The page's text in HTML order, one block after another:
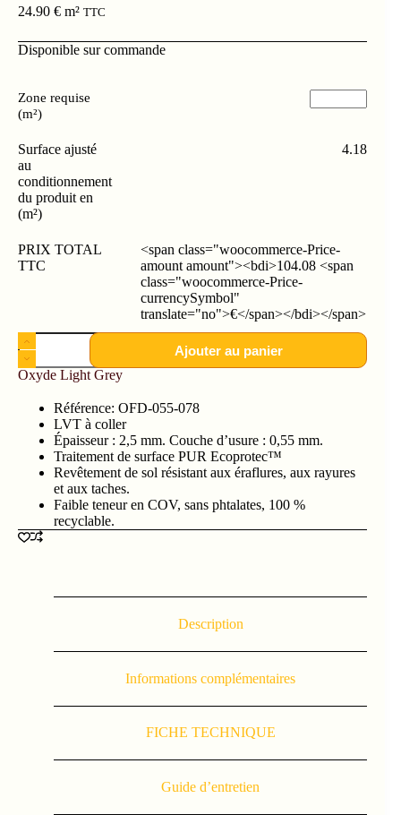
24.90 € m² TTC
Disponible sur commande
Zone requise
(m²)
Surface ajusté
au
conditionnement
du produit en
(m²)
4.18
PRIX TOTAL
TTC
<span class="woocommerce-Price-
amount amount"><bdi>104.08 <span
class="woocommerce-Price-
currencySymbol"
translate="no">€</span></bdi></span>
Ajouter au panier
Oxyde Light Grey
Référence: OFD-055-078
LVT à coller
Épaisseur : 2,5 mm. Couche d’usure : 0,55 mm.
Traitement de surface PUR Ecoprotec™
Revêtement de sol résistant aux éraflures, aux rayures
et aux taches.
Faible teneur en COV, sans phtalates, 100 %
recyclable.
Description
Informations complémentaires
FICHE TECHNIQUE
Guide d’entretien